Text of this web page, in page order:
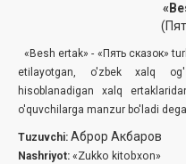
«Besh ertak» - «Пять сказок»
etilayotgan, o'zbek xalq
hisoblanadigan xalq
o'quvchilarga manzur bo'ladi
Tuzuvchi: Аброр Акбаров
Nashriyot: «Zukko kitobxon»